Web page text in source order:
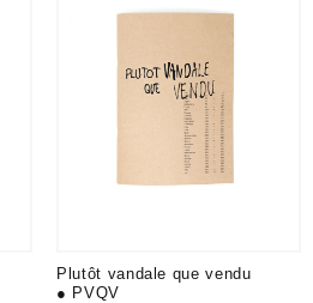
Plutôt vandale que vendu
● PVQV